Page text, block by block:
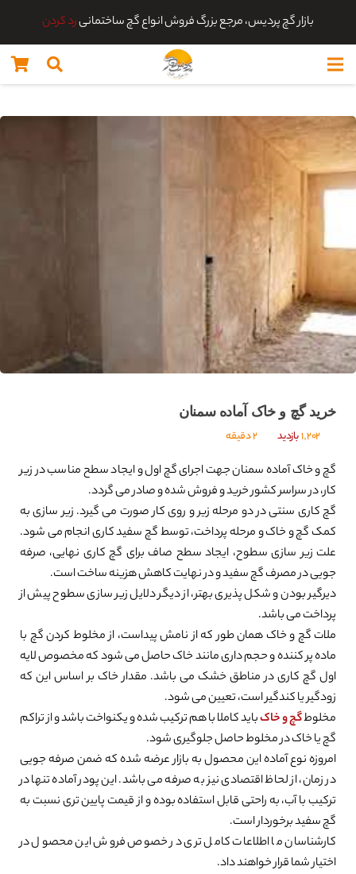
بازار گچ پردیس، مرجع بزرگ فروش انواع گچ ساختمانیرد کردن
خرید گچ و خاک آماده سمنان
1,202بازدید 2 دقیقه
گچ و خاک آماده سمنان جهت اجرای گچ اول و ایجاد سطح مناسب در زیر
کار، در سراسر کشور خرید و فروش شده و صادر می گردد.
گچ کاری سنتی در دو مرحله زیر و روی کار صورت می گیرد. زیر سازی به
کمک گچ و خاک و مرحله پرداخت، توسط گچ سفید کاری انجام می شود.
علت زیر سازی سطوح، ایجاد سطح صاف برای گچ کاری نهایی، صرفه
جویی در مصرف گچ سفید و در نهایت کاهش هزینه ساخت است.
دیرگیر بودن و شکل پذیری بهتر، از دیگر دلایل زیر سازی سطوح پیش از
پرداخت می باشد.
ملات گچ و خاک همان طور که از نامش پیداست، از مخلوط کردن گچ با
ماده پر کننده و حجم داری مانند خاک حاصل می شود که مخصوص لایه
اول گچ کاری در مناطق خشک می باشد. مقدار خاک بر اساس این که
زودگیر یا کندگیر است، تعیین می شود.
مخلوطگچ و خاکباید کاملا با هم ترکیب شده و یکنواخت باشد و از تراکم
گچ یا خاک در مخلوط حاصل جلوگیری شود.
امروزه نوع آماده این محصول به بازار عرضه شده که ضمن صرفه جویی
در زمان، از لحاظ اقتصادی نیز به صرفه می باشد. این پودر آماده تنها در
ترکیب با آب، به راحتی قابل استفاده بوده و از قیمت پایین تری نسبت به
گچ سفید برخوردار است.
کارشناسان ما اطلاعات کامل تری در خصوص فروش این محصول در
اختیار شما قرار خواهند داد.